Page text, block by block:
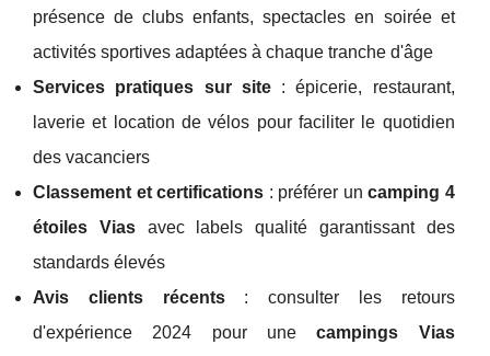
présence de clubs enfants, spectacles en soirée et
activités sportives adaptées à chaque tranche d'âge
Services pratiques sur site: épicerie, restaurant,
laverie et location de vélos pour faciliter le quotidien
des vacanciers
Classement et certifications : préférer uncamping 4
étoiles Viasavec labels qualité garantissant des
standards élevés
Avis clients récents: consulter les retours
d'expérience 2024 pour unecampings Vias